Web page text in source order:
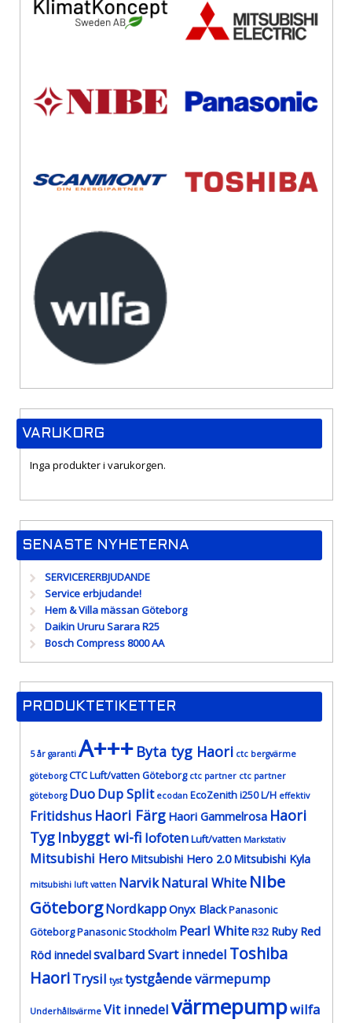
VARUKORG
Inga produkter i varukorgen.
SENASTE NYHETERNA
SERVICERERBJUDANDE
Service erbjudande!
Hem & Villa mässan Göteborg
Daikin Ururu Sarara R25
Bosch Compress 8000 AA
PRODUKTETIKETTER
5 år garanti A+++ Byta tyg Haori ctc bergvärme
göteborg CTC Luft/vatten Göteborg ctc partner ctc partner
göteborg DuoDup Split ecodan EcoZenith i250 L/H effektiv
Fritidshus Haori Färg Haori Gammelrosa Haori
Tyg Inbyggt wi-fi lofotenLuft/vatten Markstativ
Mitsubishi Hero Mitsubishi Hero 2.0 Mitsubishi Kyla
mitsubishi luft vatten NarvikNatural White Nibe
GöteborgNordkappOnyx BlackPanasonic
GöteborgPanasonic Stockholm Pearl WhiteR32 Ruby Red
Röd innedelsvalbardSvart innedel Toshiba
HaoriTrysil tyst tystgående värmepump
Underhållsvärme Vit innedelvärmepumpwilfa